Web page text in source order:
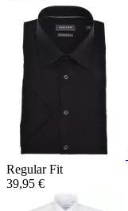
Regular Fit
39,95 €